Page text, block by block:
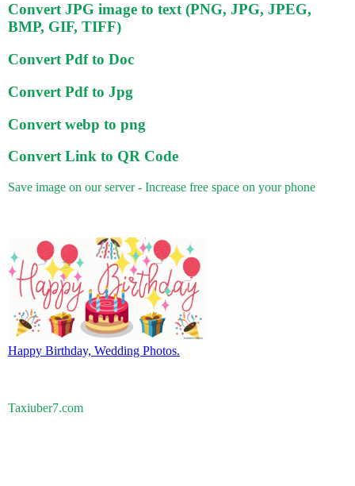
Convert JPG image to text (PNG, JPG, JPEG,
BMP, GIF, TIFF)
Convert Pdf to Doc
Convert Pdf to Jpg
Convert webp to png
Convert Link to QR Code
Save image on our server - Increase free space on your phone
Happy Birthday, Wedding Photos.
Taxiuber7.com